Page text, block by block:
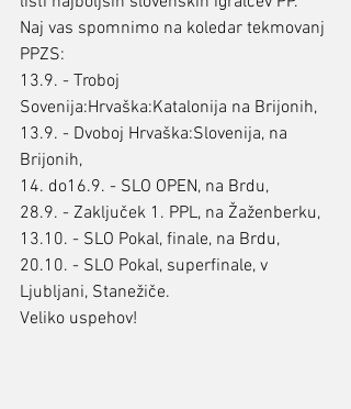
Naj vas spomnimo na koledar tekmovanj
PPZS:
13.9. - Troboj
Sovenija:Hrvaška:Katalonija na Brijonih,
13.9. - Dvoboj Hrvaška:Slovenija, na
Brijonih,
14. do16.9. - SLO OPEN, na Brdu,
28.9. - Zaključek 1. PPL, na Žaženberku,
13.10. - SLO Pokal, finale, na Brdu,
20.10. - SLO Pokal, superfinale, v
Ljubljani, Stanežiče.
Veliko uspehov!